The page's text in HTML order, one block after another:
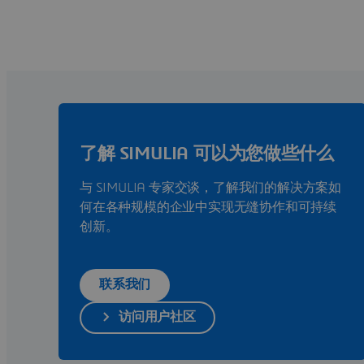
了解 SIMULIA 可以为您做些什么
与 SIMULIA 专家交谈，了解我们的解决方案如
何在各种规模的企业中实现无缝协作和可持续
创新。
联系我们
访问用户社区